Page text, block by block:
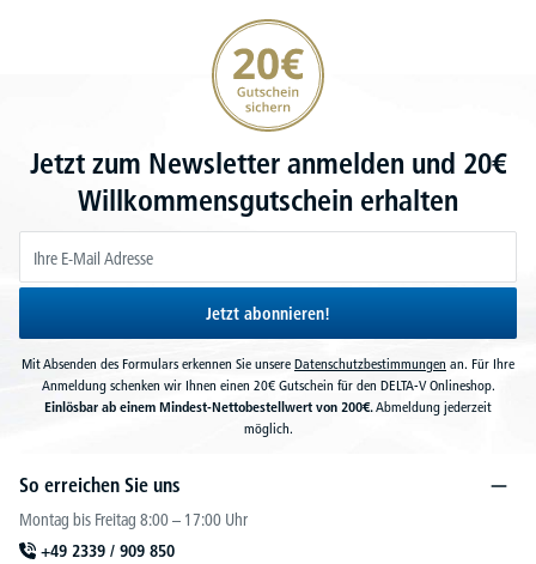
20€ Gutschein sichern
Jetzt zum Newsletter anmelden und 20€
Willkommensgutschein erhalten
Jetzt abonnieren!
Mit Absenden des Formulars erkennen Sie unsere Datenschutzbestimmungen an. Für Ihre
Anmeldung schenken wir Ihnen einen 20€ Gutschein für den DELTA-V Onlineshop.
Einlösbar ab einem Mindest-Nettobestellwert von 200€.Abmeldung jederzeit
möglich.
So erreichen Sie uns
Montag bis Freitag 8:00 – 17:00 Uhr
+49 2339 / 909 850